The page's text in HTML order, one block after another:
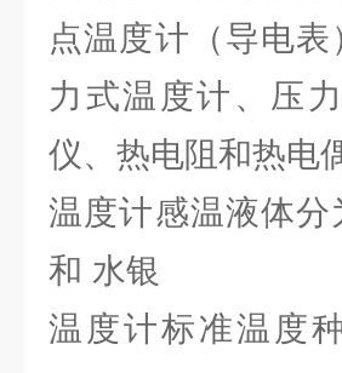
点温度计（导电
力式温度计、压
仪、热电阻和热电
温度计感温液体
和 水银
温度计标准温度